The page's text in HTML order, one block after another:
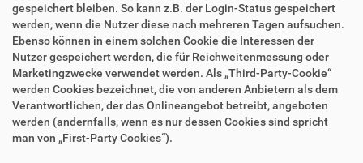
gespeichert bleiben. So kann z.B. der Login-Status gespeichert
werden, wenn die Nutzer diese nach mehreren Tagen aufsuchen.
Ebenso können in einem solchen Cookie die Interessen der
Nutzer gespeichert werden, die für Reichweitenmessung oder
Marketingzwecke verwendet werden. Als „Third-Party-Cookie“
werden Cookies bezeichnet, die von anderen Anbietern als dem
Verantwortlichen, der das Onlineangebot betreibt, angeboten
werden (andernfalls, wenn es nur dessen Cookies sind spricht
man von „First-Party Cookies“).